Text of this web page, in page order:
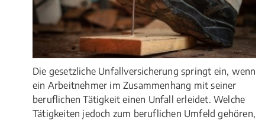
Die gesetzliche Unfallversicherung springt ein, wenn
ein Arbeitnehmer im Zusammenhang mit seiner
beruflichen Tätigkeit einen Unfall erleidet. Welche
Tätigkeiten jedoch zum beruflichen Umfeld gehören,